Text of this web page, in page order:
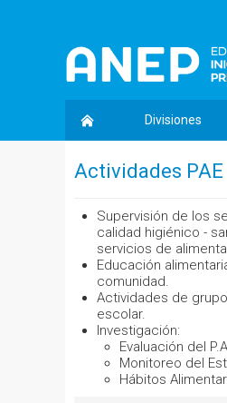
Divisiones
Actividades PAE
Supervisión de los
calidad higiénico -
servicios de
Educación
comunidad.
Actividades de
escolar.
Investigación:
Evaluación del
Monitoreo del
Hábitos